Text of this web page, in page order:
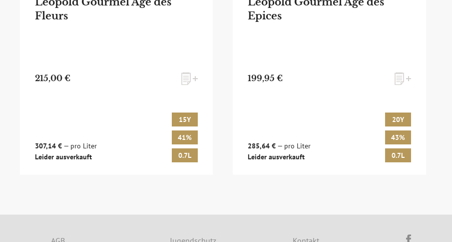
Fleurs
215,00 €
307,14 €— pro Liter
Leider ausverkauft
15Y
41%
0.7L
Epices
199,95 €
285,64 € — pro Liter
Leider ausverkauft
20Y
43%
0.7L
Monats-Angebot erhalten und dabei über Neuigkeiten rund um Whisky & Passion, das erlesene Sortiment unseres Ladens